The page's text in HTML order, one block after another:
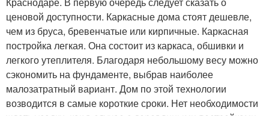
ценовой доступности. Каркасные дома стоят дешевле,
чем из бруса, бревенчатые или кирпичные. Каркасная
постройка легкая. Она состоит из каркаса, обшивки и
легкого утеплителя. Благодаря небольшому весу можно
сэкономить на фундаменте, выбрав наиболее
малозатратный вариант. Дом по этой технологии
возводится в самые короткие сроки. Нет необходимости